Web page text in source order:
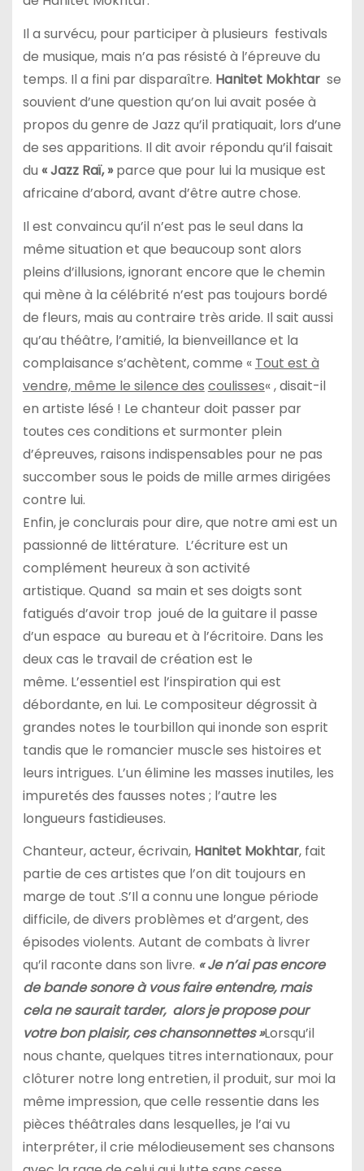
Il a survécu, pour participer à plusieurs festivals
de musique, mais n’a pas résisté à l’épreuve du
temps. Il a fini par disparaître. Hanitet Mokhtarse
souvient d’une question qu’on lui avait posée à
propos du genre de Jazz qu’il pratiquait, lors d’une
de ses apparitions. Il dit avoir répondu qu’il faisait
du « Jazz Raï, »parce que pour lui la musique est
africaine d’abord, avant d’être autre chose.
Il est convaincu qu’il n’est pas le seul dans la
même situation et que beaucoup sont alors
pleins d’illusions, ignorant encore que le chemin
qui mène à la célébrité n’est pas toujours bordé
de fleurs, mais au contraire très aride. Il sait aussi
qu’au théâtre, l’amitié, la bienveillance et la
complaisance s’achètent, comme « Tout est à
vendre, même le silence des coulisses« , disait-il
en artiste lésé ! Le chanteur doit passer par
toutes ces conditions et surmonter plein
d’épreuves, raisons indispensables pour ne pas
succomber sous le poids de mille armes dirigées
contre lui.
Enfin, je conclurais pour dire, que notre ami est un
passionné de littérature. L’écriture est un
complément heureux à son activité
artistique. Quand sa main et ses doigts sont
fatigués d’avoir trop joué de la guitare il passe
d’un espace au bureau et à l’écritoire. Dans les
deux cas le travail de création est le
même. L’essentiel est l’inspiration qui est
débordante, en lui. Le compositeur dégrossit à
grandes notes le tourbillon qui inonde son esprit
tandis que le romancier muscle ses histoires et
leurs intrigues. L’un élimine les masses inutiles, les
impuretés des fausses notes ; l’autre les
longueurs fastidieuses.
Chanteur, acteur, écrivain, Hanitet Mokhtar, fait
partie de ces artistes que l’on dit toujours en
marge de tout .S’Il a connu une longue période
difficile, de divers problèmes et d’argent, des
épisodes violents. Autant de combats à livrer
qu’il raconte dans son livre. «Je n’ai pas encore
de bande sonore à vous faire entendre, mais
cela ne saurait tarder, alors je propose pour
votre bon plaisir, ces chansonnettes »Lorsqu’il
nous chante, quelques titres internationaux, pour
clôturer notre long entretien, il produit, sur moi la
même impression, que celle ressentie dans les
pièces théâtrales dans lesquelles, je l’ai vu
interpréter, il crie mélodieusement ses chansons